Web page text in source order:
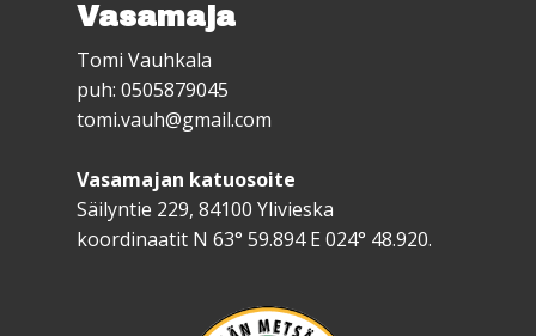
Vasamaja
Tomi Vauhkala
puh: 0505879045
tomi.vauh@gmail.com
Vasamajan katuosoite
Säilyntie 229, 84100 Ylivieska
koordinaatit N 63° 59.894 E 024° 48.920.